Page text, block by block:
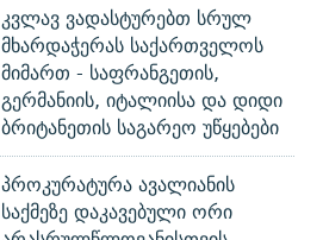
კვლავ ვადასტურებთ სრულ
მხარდაჭერას საქართველოს
მიმართ - საფრანგეთის,
გერმანიის, იტალიისა და დიდი
ბრიტანეთის საგარეო უწყებები
პროკურატურა ავალიანის
საქმეზე დაკავებული ორი